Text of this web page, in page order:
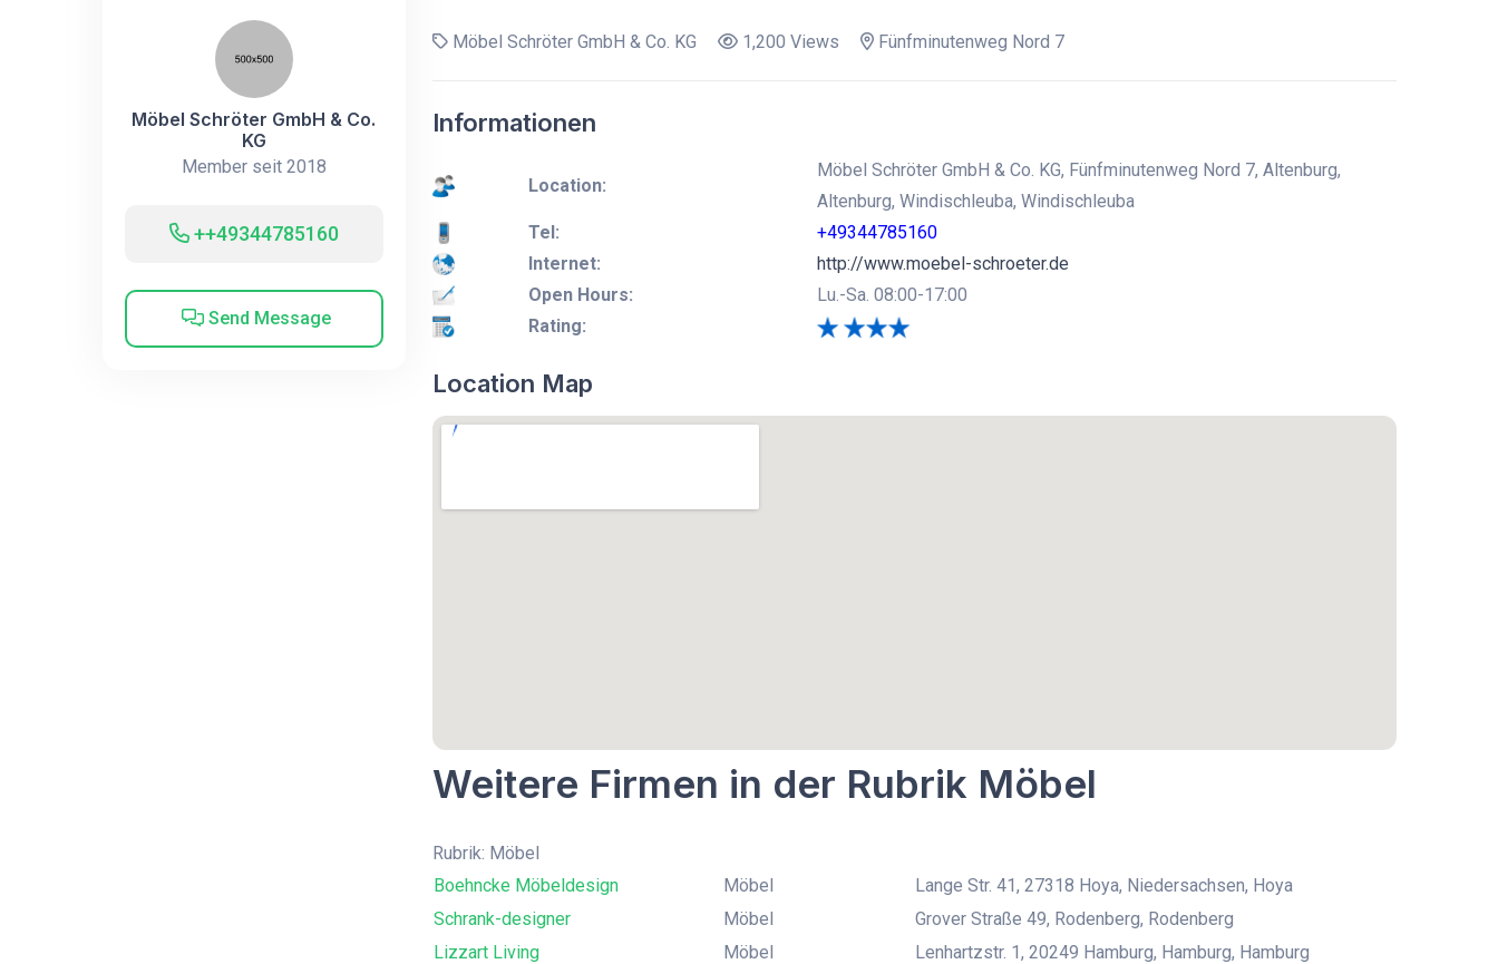
Möbel Schröter GmbH & Co.
KG
Member seit 2018
++49344785160
Send Message
Möbel Schröter GmbH & Co. KG 1,200 Views Fünfminutenweg Nord 7
Informationen
Location:
Möbel Schröter GmbH & Co. KG, Fünfminutenweg Nord 7, Altenburg,
Altenburg, Windischleuba, Windischleuba
Tel:
+49344785160
Internet:
http://www.moebel-schroeter.de
Open Hours:
Lu.-Sa. 08:00-17:00
Rating:
Location Map
Weitere Firmen in der Rubrik Möbel
Rubrik: Möbel
Boehncke Möbeldesign
Möbel
Lange Str. 41, 27318 Hoya, Niedersachsen, Hoya
Schrank-designer
Möbel
Grover Straße 49, Rodenberg, Rodenberg
Lizzart Living
Möbel
Lenhartzstr. 1, 20249 Hamburg, Hamburg, Hamburg